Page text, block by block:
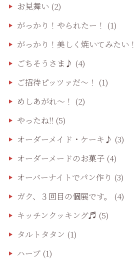
お見舞い (2)
がっかり！やられたー！ (1)
がっかり！美しく焼いてみたい！
ごちそうさま♪ (4)
ご招待ピッツァだ〜！ (1)
めしあがれ～！ (2)
やったね‼️ (5)
オーダーメイド・ケーキ♪ (3)
オーダーメードのお菓子(4)
オーバーナイトでパン作り (3)
ガク、３回目の個展です。
(4)
キッチンクッキング♬ (5)
タルトタタン (1)
ハーブ(1)